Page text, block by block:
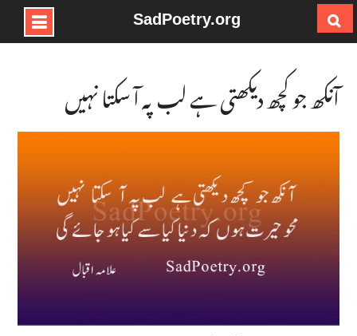
Skip
content
SadPoetry.org
آنکھ جو کچھ دیکھتی ہے لب پہ آ سکتا نہیں